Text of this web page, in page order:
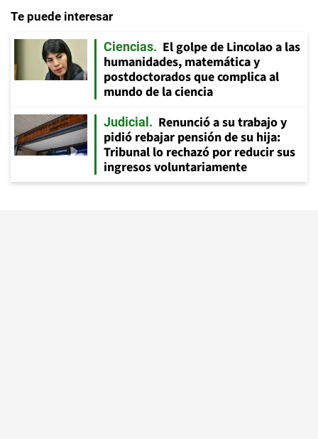
Te puede interesar
Ciencias
El golpe de Lincolao a las
humanidades, matemática y
postdoctorados que complica al
mundo de la ciencia
Judicial
Renunció a su trabajo y
pidió rebajar pensión de su hija:
Tribunal lo rechazó por reducir sus
ingresos voluntariamente